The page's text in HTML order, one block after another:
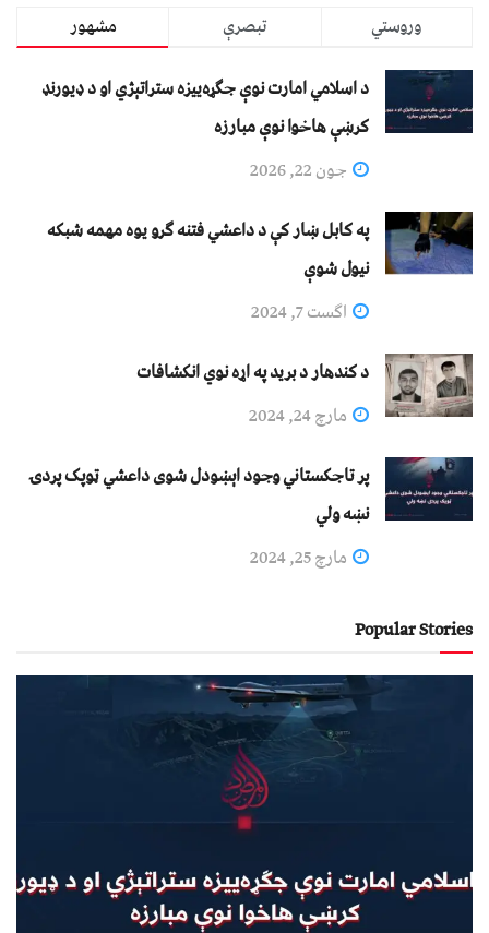
مشهور تبصرې
وروستي
د اسلامي امارت نوې جګړه‌ییزه ستراتېژي او د ډیورنډ
کرښې هاخوا نوې مبارزه
جون 22, 2026
په کابل ښار کې د داعشي فتنه ګرو يوه مهمه شبکه
نيول شوې
اگست 7, 2024
د کندهار د برید په اړه نوي انکشافات
مارچ 24, 2024
پر تاجکستاني وجود اېښودل شوی داعشي ټوپک پردۍ
نښه ولي
مارچ 25, 2024
Popular Stories